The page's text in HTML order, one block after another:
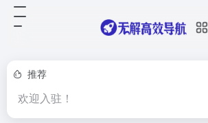
推荐
欢迎入驻！